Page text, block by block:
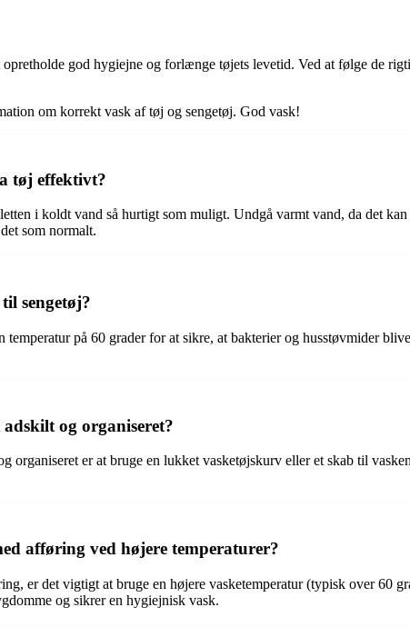
god hygiejne og forlænge tøjets levetid. Ved at følge de
om korrekt vask af tøj og sengetøj. God vask!
tøj effektivt?
i koldt vand så hurtigt som muligt. Undgå varmt vand, da det
som normalt.
sengetøj?
temperatur på 60 grader for at sikre, at bakterier og husstøvmider
og organiseret?
organiseret er at bruge en lukket vasketøjskurv eller et skab til
afføring ved højere temperaturer?
er det vigtigt at bruge en højere vasketemperatur (typisk over 60
og sikrer en hygiejnisk vask.